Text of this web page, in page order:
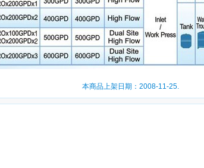
本商品上架日期：2008-11-25.